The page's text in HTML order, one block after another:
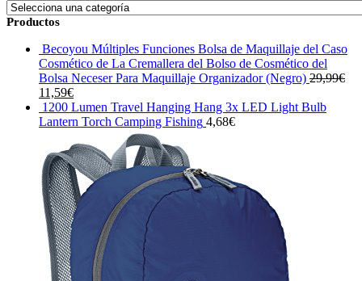
Productos
Becoyou Múltiples Funciones Bolsa de Maquillaje del Caso
Cosmético de La Cremallera del Bolso de Cosmético del
Bolsa Neceser Para Maquillaje Organizador (Negro) 29,99€
El
precio
original
29,99€.
11,59€El
precio
actual
11,59€.
1200 Lumen Travel Hanging Hang 3x LED Light Bulb
Lantern Torch Camping Fishing 4,68€